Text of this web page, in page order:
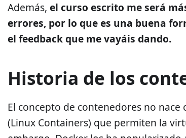
Además, el curso escrito me será
errores, por lo que es una buena
el feedback que me vayáis dando.
Historia de los
El concepto de contenedores no nace
(Linux Containers) que permiten la